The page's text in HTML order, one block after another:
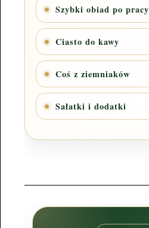
Szybki obiad po pracy
Ciasto do kawy
Coś z ziemniaków
Sałatki i dodatki